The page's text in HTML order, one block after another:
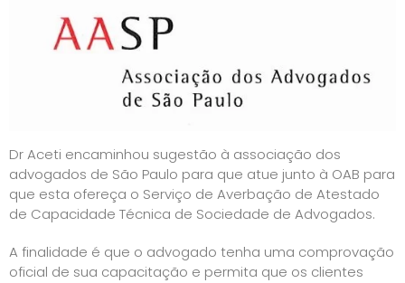
Dr Aceti encaminhou sugestão à associação dos
advogados de São Paulo para que atue junto à OAB para
que esta ofereça o Serviço de Averbação de Atestado
de Capacidade Técnica de Sociedade de Advogados.
A finalidade é que o advogado tenha uma comprovação
oficial de sua capacitação e permita que os clientes